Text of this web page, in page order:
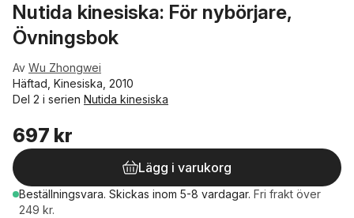
Nutida kinesiska: För nybörjare,
Övningsbok
Av Wu Zhongwei
Häftad, Kinesiska, 2010
Del 2 i serien Nutida kinesiska
697 kr
Lägg i varukorg
Beställningsvara. Skickas inom 5-8 vardagar. Fri frakt över
249 kr.